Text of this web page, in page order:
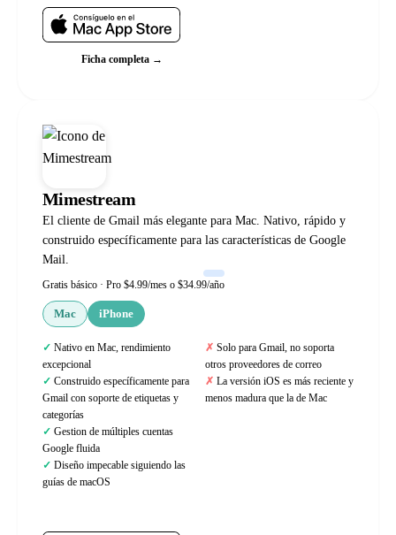
Ficha completa →
Mimestream
El cliente de Gmail más elegante para Mac. Nativo, rápido y
construido específicamente para las características de Google
Mail.
Gratis básico · Pro $4.99/mes o $34.99/año
Mac iPhone
Nativo en Mac, rendimiento
excepcional
Construido específicamente para
Gmail con soporte de etiquetas y
categorías
Gestion de múltiples cuentas
Google fluida
Diseño impecable siguiendo las
guías de macOS
Solo para Gmail, no soporta
otros proveedores de correo
La versión iOS es más reciente y
menos madura que la de Mac